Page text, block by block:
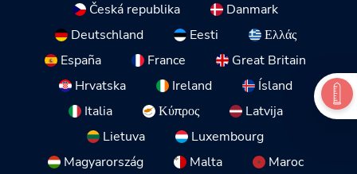
Česká republika
Danmark
Deutschland
Eesti
Ελλάς
España
France
Great Britain
Hrvatska
Ireland
Ísland
Italia
Κύπρος
Latvija
Lietuva
Luxembourg
Magyarország
Malta Maroc